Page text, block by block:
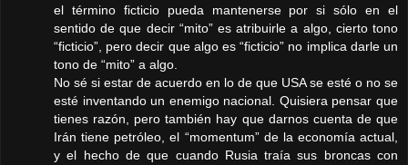
el término ficticio pueda mantenerse por si sólo en el
sentido de que decir “mito” es atribuirle a algo, cierto tono
“ficticio”, pero decir que algo es “ficticio” no implica darle un
tono de “mito” a algo.
No sé si estar de acuerdo en lo de que USA se esté o no se
esté inventando un enemigo nacional. Quisiera pensar que
tienes razón, pero también hay que darnos cuenta de que
Irán tiene petróleo, el “momentum” de la economía actual,
y el hecho de que cuando Rusia traía sus broncas con